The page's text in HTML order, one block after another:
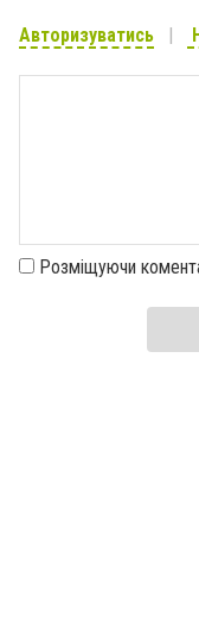
Авторизуватись
Розміщуючи